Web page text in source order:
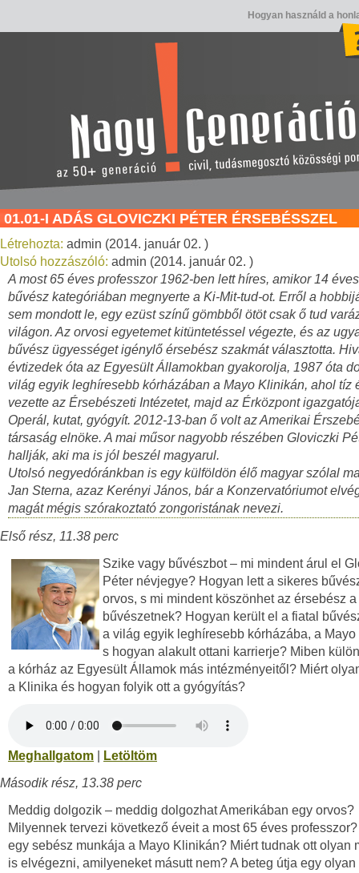
Hogyan használd a
01.01-I ADÁS GLOVICZKI PÉTER ÉRSEBÉSSZEL
Létrehozta: admin (2014. január 02. )
Utolsó hozzászóló: admin (2014. január 02. )
A most 65 éves professzor 1962-ben lett híres, amikor 14
bűvész kategóriában megnyerte a Ki-Mit-tud-ot. Erről a
sem mondott le, egy ezüst színű gömbből ötöt csak ő tud
világon. Az orvosi egyetemet kitüntetéssel végezte, és az
bűvész ügyességet igénylő érsebész szakmát választotta.
évtizedek óta az Egyesült Államokban gyakorolja, 1987 óta
világ egyik leghíresebb kórházában a Mayo Klinikán, ahol tíz
vezette az Érsebészeti Intézetet, majd az Érközpont
Operál, kutat, gyógyít. 2012-13-ban ő volt az Amerikai
társaság elnöke. A mai műsor nagyobb részében Gloviczki
hallják, aki ma is jól beszél magyarul.
Utolsó negyedóránkban is egy külföldön élő magyar szólal
Jan Sterna, azaz Kerényi János, bár a Konzervatóriumot
magát mégis szórakoztató zongoristának nevezi.
Első rész, 11.38 perc
Szike vagy bűvészbot – mi mindent árul el
Péter névjegye? Hogyan lett a sikeres
orvos, s mi mindent köszönhet az érsebész a
bűvészetnek? Hogyan került el a fiatal
a világ egyik leghíresebb kórházába, a
s hogyan alakult ottani karrierje? Miben
a kórház az Egyesült Államok más intézményeitől? Miért
a Klinika és hogyan folyik ott a gyógyítás?
Meghallgatom
Letöltöm
Második rész, 13.38 perc
Meddig dolgozik – meddig dolgozhat Amerikában egy orvos?
Milyennek tervezi következő éveit a most 65 éves
egy sebész munkája a Mayo Klinikán? Miért tudnak ott olyan
is elvégezni, amilyeneket másutt nem? A beteg útja egy olyan